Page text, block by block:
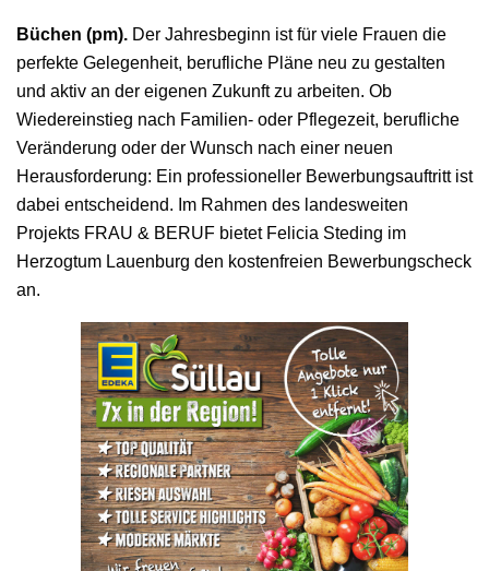
Büchen (pm). Der Jahresbeginn ist für viele Frauen die
perfekte Gelegenheit, berufliche Pläne neu zu gestalten
und aktiv an der eigenen Zukunft zu arbeiten. Ob
Wiedereinstieg nach Familien- oder Pflegezeit, berufliche
Veränderung oder der Wunsch nach einer neuen
Herausforderung: Ein professioneller Bewerbungsauftritt ist
dabei entscheidend. Im Rahmen des landesweiten
Projekts FRAU & BERUF bietet Felicia Steding im
Herzogtum Lauenburg den kostenfreien Bewerbungscheck
an.